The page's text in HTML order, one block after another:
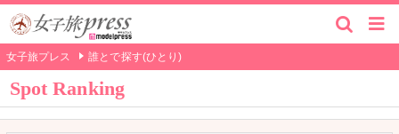
女子旅プレス 誰とで探す(ひとり)
Spot Ranking